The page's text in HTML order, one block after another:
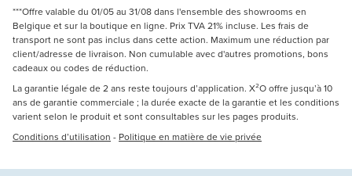
***Offre valable du 01/05 au 31/08 dans l'ensemble des showrooms en
Belgique et sur la boutique en ligne. Prix TVA 21% incluse. Les frais de
transport ne sont pas inclus dans cette action. Maximum une réduction par
client/adresse de livraison. Non cumulable avec d'autres promotions, bons
cadeaux ou codes de réduction.
La garantie légale de 2 ans reste toujours d’application. X²O offre jusqu’à 10
ans de garantie commerciale ; la durée exacte de la garantie et les conditions
varient selon le produit et sont consultables sur les pages produits.
Conditions d’utilisation - Politique en matière de vie privée